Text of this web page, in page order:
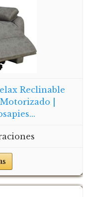
Reclinable
|